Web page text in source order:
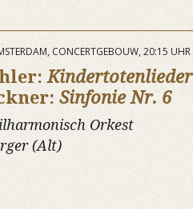
CONCERTGEBOUW, 20:15 UHR
Kindertotenlieder
Sinfonie Nr. 6
Orkest
(Alt)